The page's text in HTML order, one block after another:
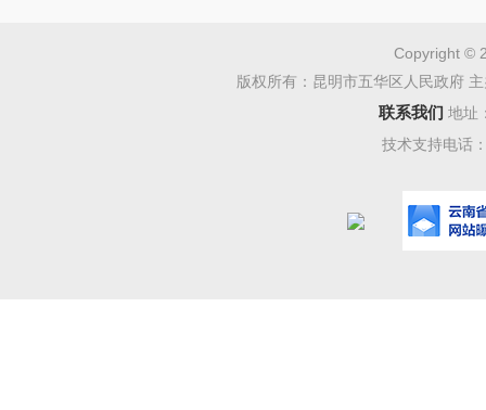
Copyright ©
版权所有：昆明市五华区人民政府
联系我们 地址
技术支持电话